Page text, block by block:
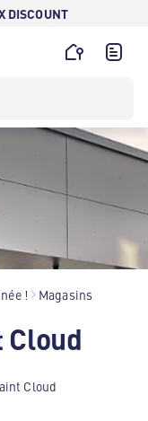
DISCOUNT
! Magasins
Cloud